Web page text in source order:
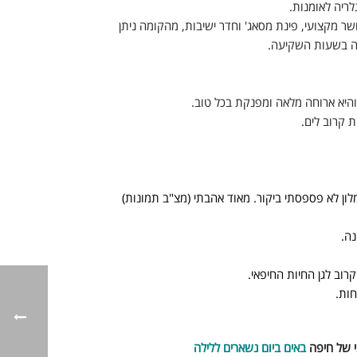
לאומנות.
מקצועי, פינת מסאג' וחדר ישיבות, מהקומה ניתן
בשעות השקיעה.
ארוחה מלאה ומפנקת בכל טוב.
קרוב לים.
לא פספסתי ביקור. מאוד אהבתי (מצ"ב תמונות)
לגן החיות החיפאי.
של חיפהבאים ביום נשארים ללילה